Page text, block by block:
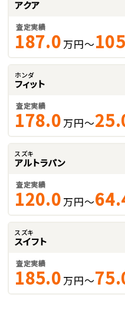
アクア
査定実績
187.0 万円～
ホンダ
フィット
査定実績
178.0 万円～
スズキ
アルトラパン
査定実績
120.0 万円～
スズキ
スイフト
査定実績
185.0 万円～